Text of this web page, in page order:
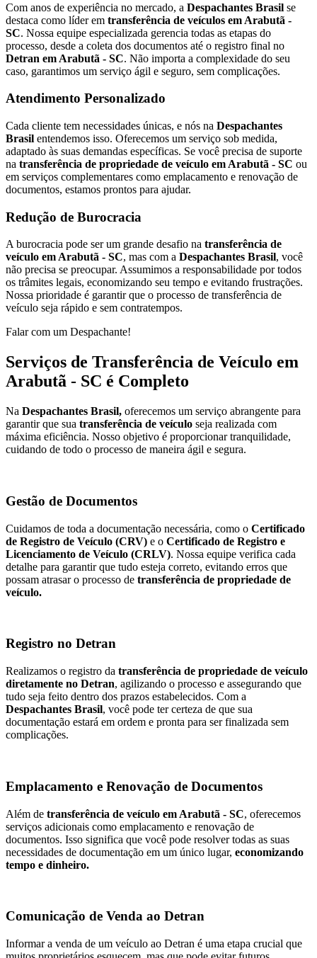
Com anos de experiência no mercado, a Despachantes Brasil se
destaca como líder em transferência de veículos em Arabutã -
SC. Nossa equipe especializada gerencia todas as etapas do
processo, desde a coleta dos documentos até o registro final no
Detran em Arabutã - SC. Não importa a complexidade do seu
caso, garantimos um serviço ágil e seguro, sem complicações.
Atendimento Personalizado
Cada cliente tem necessidades únicas, e nós na Despachantes
Brasil entendemos isso. Oferecemos um serviço sob medida,
adaptado às suas demandas específicas. Se você precisa de suporte
na transferência de propriedade de veículo em Arabutã - SC ou
em serviços complementares como emplacamento e renovação de
documentos, estamos prontos para ajudar.
Redução de Burocracia
A burocracia pode ser um grande desafio na transferência de
veículo em Arabutã - SC, mas com a Despachantes Brasil, você
não precisa se preocupar. Assumimos a responsabilidade por todos
os trâmites legais, economizando seu tempo e evitando frustrações.
Nossa prioridade é garantir que o processo de transferência de
veículo seja rápido e sem contratempos.
Falar com um Despachante!
Serviços de Transferência de Veículo em
Arabutã - SC é Completo
Na Despachantes Brasil, oferecemos um serviço abrangente para
garantir que sua transferência de veículo seja realizada com
máxima eficiência. Nosso objetivo é proporcionar tranquilidade,
cuidando de todo o processo de maneira ágil e segura.
Gestão de Documentos
Cuidamos de toda a documentação necessária, como o Certificado
de Registro de Veículo (CRV) e o Certificado de Registro e
Licenciamento de Veículo (CRLV). Nossa equipe verifica cada
detalhe para garantir que tudo esteja correto, evitando erros que
possam atrasar o processo de transferência de propriedade de
veículo.
Registro no Detran
Realizamos o registro da transferência de propriedade de veículo
diretamente no Detran, agilizando o processo e assegurando que
tudo seja feito dentro dos prazos estabelecidos. Com a
Despachantes Brasil, você pode ter certeza de que sua
documentação estará em ordem e pronta para ser finalizada sem
complicações.
Emplacamento e Renovação de Documentos
Além de transferência de veículo em Arabutã - SC, oferecemos
serviços adicionais como emplacamento e renovação de
documentos. Isso significa que você pode resolver todas as suas
necessidades de documentação em um único lugar, economizando
tempo e dinheiro.
Comunicação de Venda ao Detran
Informar a venda de um veículo ao Detran é uma etapa crucial que